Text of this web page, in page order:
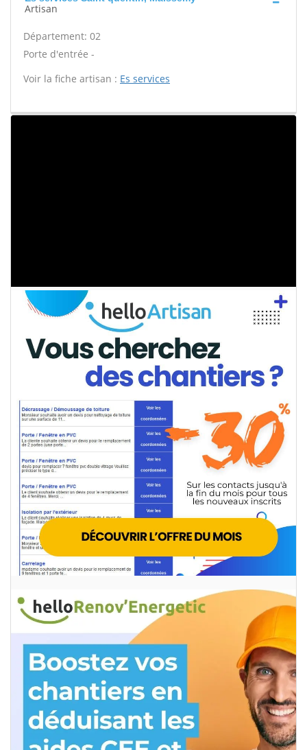
Artisan
Département: 02
Porte d'entrée -
Voir la fiche artisan : Es services